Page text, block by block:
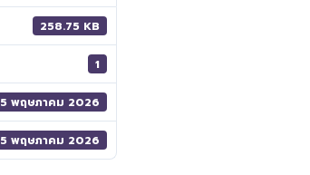
258.75 KB
1
5 พฤษภาคม 2026
5 พฤษภาคม 2026